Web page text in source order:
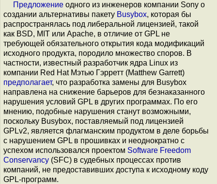
Предложение одного из инженеров компании Sony о
создании альтернативы пакету Busybox, которая бы
распространялась под либеральной лицензией, такой
как BSD, MIT или Apache, в отличие от GPL не
требующей обязательного открытия кода модификаций
исходного продукта, породило множество споров. В
частности, известный разработчик ядра Linux из
компании Red Hat Мэтью Гэрретт (Matthew Garrett)
предполагает, что разработка замены для Busybox
направлена на снижение барьеров для безнаказанного
нарушения условий GPL в других программах. По его
мнению, подобные нарушения станут возможными,
поскольку Busybox, поставляемый под лицензией
GPLv2, является флагманским продуктом в деле борьбы
с нарушением GPL в прошивках и неоднократно с
успехом использовался проектом Software Freedom
Conservancy (SFC) в судебных процессах против
компаний, не предоставивших доступа к исходному коду
GPL-программ.